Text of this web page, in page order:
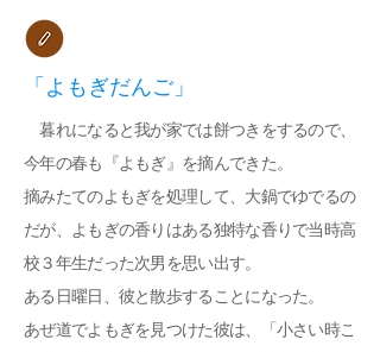
「よもぎだんご」
​ 暮れになると我が家では餅つきをするので、
今年の春も『よもぎ』を摘んできた。
摘みたてのよもぎを処理して、大鍋でゆでるの
だが、よもぎの香りはある独特な香りで当時高
校３年生だった次男を思い出す。
ある日曜日、彼と散歩することになった。
あぜ道でよもぎを見つけた彼は、「小さい時こ